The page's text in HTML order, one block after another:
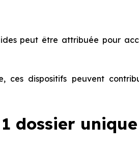
peut être attribuée pour
ces dispositifs peuvent
dossier